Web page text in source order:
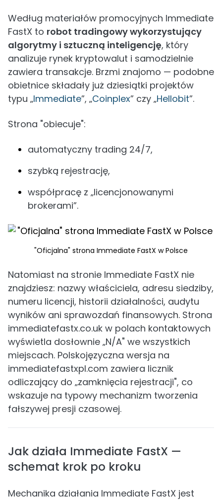
Według materiałów promocyjnych Immediate
FastX to robot tradingowy wykorzystujący
algorytmy i sztuczną inteligencję, który
analizuje rynek kryptowalut i samodzielnie
zawiera transakcje. Brzmi znajomo — podobne
obietnice składały już dziesiątki projektów
typu „Immediate”, „Coinplex” czy „Hellobit”.
Strona "obiecuje":
automatyczny trading 24/7,
szybką rejestrację,
współpracę z „licencjonowanymi
brokerami”.
"Oficjalna" strona Immediate FastX w Polsce
Natomiast na stronie Immediate FastX nie
znajdziesz: nazwy właściciela, adresu siedziby,
numeru licencji, historii działalności, audytu
wyników ani sprawozdań finansowych. Strona
immediatefastx.co.uk w polach kontaktowych
wyświetla dosłownie „N/A" we wszystkich
miejscach. Polskojęzyczna wersja na
immediatefastxpl.com zawiera licznik
odliczający do „zamknięcia rejestracji", co
wskazuje na typowy mechanizm tworzenia
fałszywej presji czasowej.
Jak działa Immediate FastX —
schemat krok po kroku
Mechanika działania Immediate FastX jest